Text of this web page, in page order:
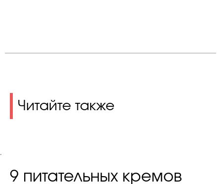
Читайте также
.
9 питательных кремов